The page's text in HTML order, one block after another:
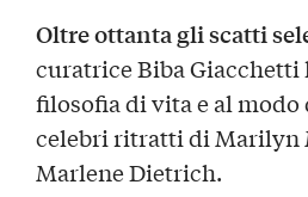
Oltre ottanta gli scatti
curatrice Biba Giacchetti
filosofia di vita e al
celebri ritratti di Marilyn
Marlene Dietrich.